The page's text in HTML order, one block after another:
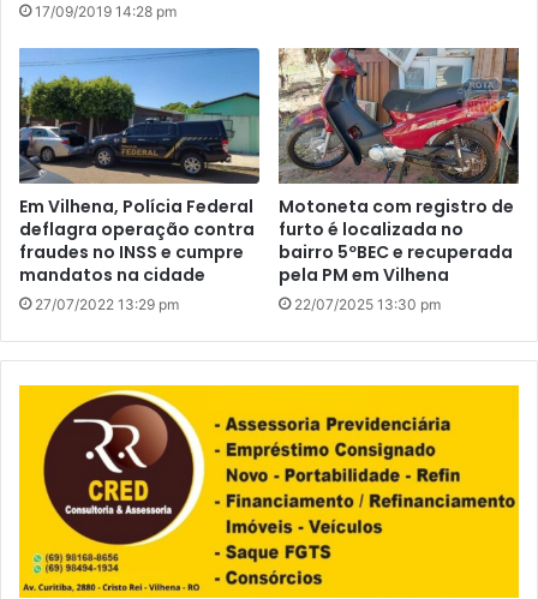
17/09/2019 14:28 pm
Em Vilhena, Polícia Federal
deflagra operação contra
fraudes no INSS e cumpre
mandatos na cidade
27/07/2022 13:29 pm
Motoneta com registro de
furto é localizada no
bairro 5ºBEC e recuperada
pela PM em Vilhena
22/07/2025 13:30 pm